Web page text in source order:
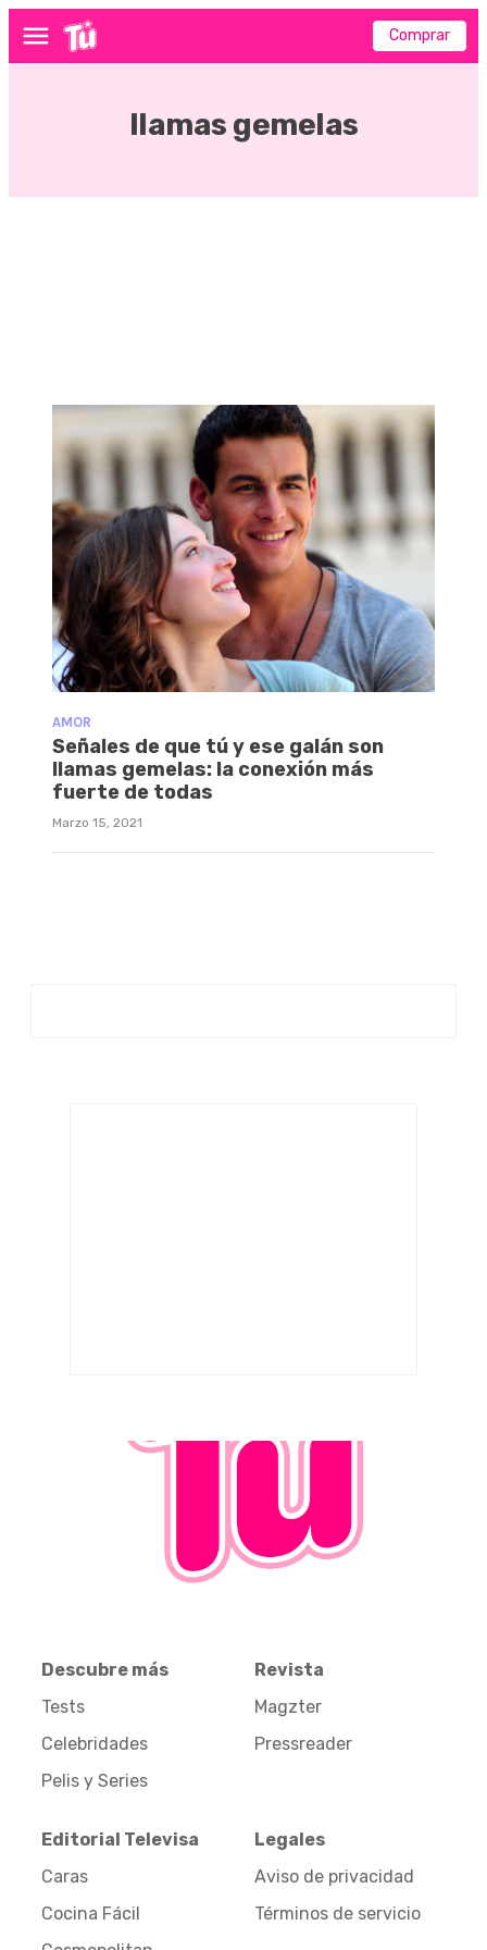
Menú Comprar
llamas gemelas
AMOR
Señales de que tú y ese galán son
llamas gemelas: la conexión más
fuerte de todas
Marzo 15, 2021
Descubre más
Tests
Celebridades
Pelis y Series
Revista
Magzter
Pressreader
Editorial Televisa
Caras
Cocina Fácil
Legales
Aviso de privacidad
Términos de servicio